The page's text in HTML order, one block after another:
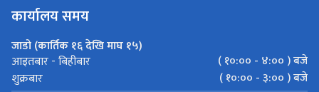
कार्यालय समय
जाडो (कार्तिक १६ देखि माघ १५)
आइतबार - बिहीबार
( १०:०० - ४:०० ) बजे
शुक्रबार
( १०:०० - ३:०० ) बजे